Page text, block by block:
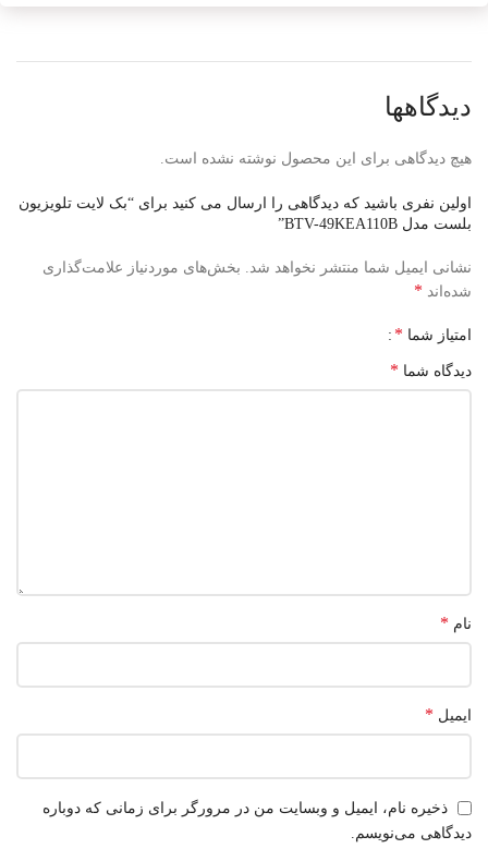
دیدگاهها
هیچ دیدگاهی برای این محصول نوشته نشده است.
اولین نفری باشید که دیدگاهی را ارسال می کنید برای “بک لایت تلویزیون
بلست مدل BTV-49KEA110B”
نشانی ایمیل شما منتشر نخواهد شد. بخش‌های موردنیاز علامت‌گذاری
شده‌اند *
امتیاز شما *
دیدگاه شما *
نام *
ایمیل *
ذخیره نام، ایمیل و وبسایت من در مرورگر برای زمانی که دوباره
دیدگاهی می‌نویسم.